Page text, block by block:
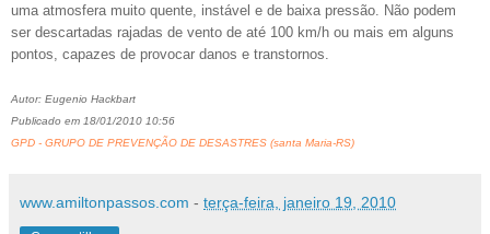
uma atmosfera muito quente, instável e de baixa pressão. Não podem
ser descartadas rajadas de vento de até 100 km/h ou mais em alguns
pontos, capazes de provocar danos e transtornos.
Autor: Eugenio Hackbart
Publicado em 18/01/2010 10:56
GPD - GRUPO DE PREVENÇÃO DE DESASTRES (santa Maria-RS)
www.amiltonpassos.com - terça-feira, janeiro 19, 2010